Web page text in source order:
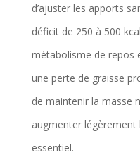
d’ajuster les apports
déficit de 250 à 500
métabolisme de repos
une perte de graisse
de maintenir la masse
augmenter
essentiel.